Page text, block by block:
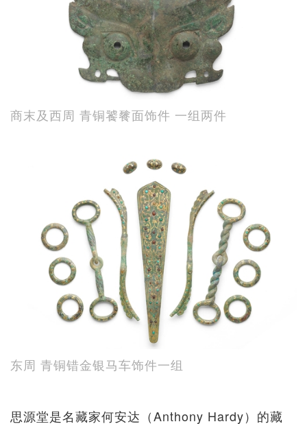
商末及西周 青铜饕餮面饰件 一组两件
东周 青铜错金银马车饰件一组
思源堂是名藏家何安达（Anthony Hardy）的藏